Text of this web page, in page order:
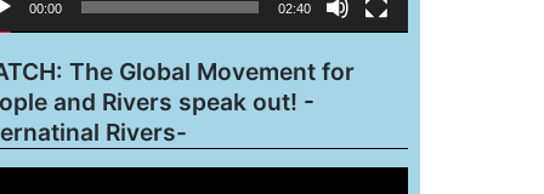
00:00 02:40
The Global Movement for
and Rivers speak out! -
Rivers-